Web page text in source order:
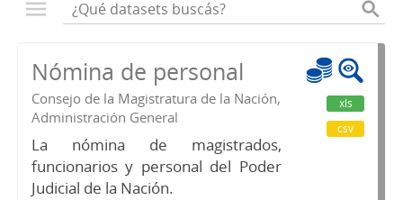
Nómina de personal
Consejo de la Magistratura de la Nación,
Administración General
La nómina de magistrados,
funcionarios y personal del Poder
Judicial de la Nación.
xls
csv